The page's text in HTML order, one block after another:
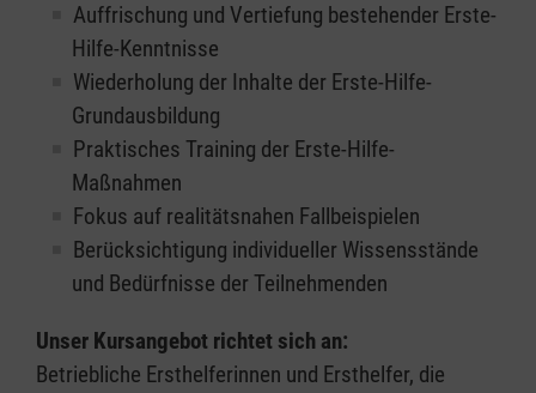
Auffrischung und Vertiefung bestehender Erste-
Hilfe-Kenntnisse
Wiederholung der Inhalte der Erste-Hilfe-
Grundausbildung
Praktisches Training der Erste-Hilfe-
Maßnahmen
Fokus auf realitätsnahen Fallbeispielen
Berücksichtigung individueller Wissensstände
und Bedürfnisse der Teilnehmenden
Unser Kursangebot richtet sich an:
Betriebliche Ersthelferinnen und Ersthelfer, die